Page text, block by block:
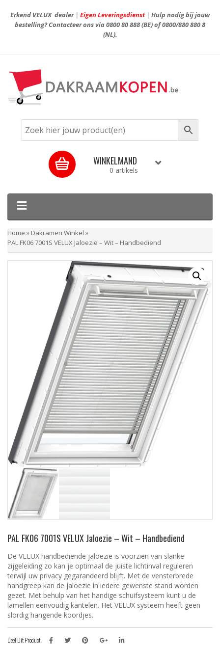
Erkend VELUX dealer| Eigen Leveringsdienst| Hulp nodig bij jouw
bestelling? Contacteer ons via0800 80 888(BE) of0800/880 880 8
(NL).
WINKELMAND
0 artikels
Home » Dakramen Winkel »
PAL FK06 7001S VELUX Jaloezie – Wit – Handbediend
PAL FK06 7001S VELUX Jaloezie – Wit – Handbediend
De VELUX handbediende jaloezie is voorzien van slanke
zijgeleiding zo kan je optimaal de juiste lichtinval reguleren
terwijl uw privacy gegarandeerd blijft. Met de vensterbrede
handgreep kan de jaloezie in iedere gewenste stand worden
gezet. Met behulp van het handige schuifsysteem kunt u de
lamellen eenvoudig kantelen. Het VELUX systeem heeft geen
slordig hangende koordjes.
Deel Dit Product